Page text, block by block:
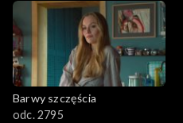
Barwy szczęścia
odc. 2795